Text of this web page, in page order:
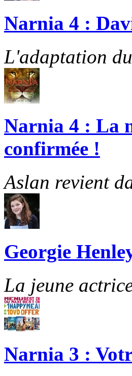
Narnia 4 :
L'adaptation
Narnia 4 : La
confirmée !
Aslan revient
Georgie
La jeune
Narnia 3 :